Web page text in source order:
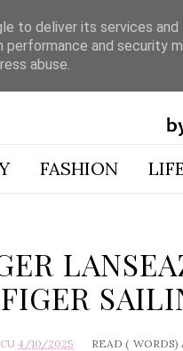
FASHION
4/10/2025 READ ( WORDS)
to deliver its services
performance and security
abuse.